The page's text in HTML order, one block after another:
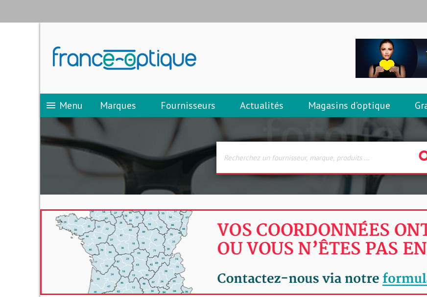
menu Menu Marques Fournisseurs Actualités Magasins d’optique